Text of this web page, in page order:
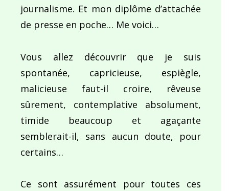
journalisme. Et mon diplôme d’attachée
de presse en poche… Me voici…
Vous allez découvrir que je suis
spontanée, capricieuse, espiègle,
malicieuse faut-il croire, rêveuse
sûrement, contemplative absolument,
timide beaucoup et agaçante
semblerait-il, sans aucun doute, pour
certains…
Ce sont assurément pour toutes ces